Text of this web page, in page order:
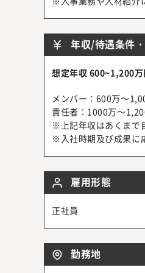
年収/待遇条件
想定年収 600~1,200万
メンバー：600万～
責任者：1000万～
※上記年収はあくまで
※入社時期及び成果に
雇用形態
正社員
勤務地